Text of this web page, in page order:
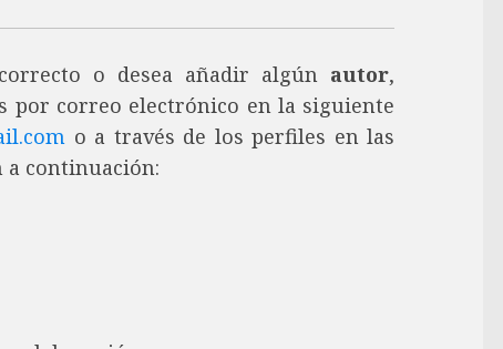
o desea añadir algún autor,
por correo electrónico en la siguiente
o a través de los perfiles en las
a continuación: